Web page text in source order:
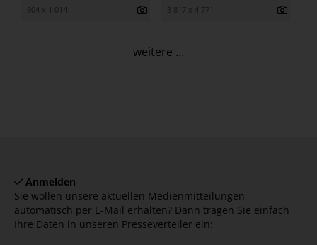
904 x 1 014 3 817 x 4 771
weitere ...
Anmelden
Sie wollen unsere aktuellen Medienmitteilungen
automatisch per E-Mail erhalten? Dann tragen Sie einfach
Ihre Daten in unseren Presseverteiler ein: